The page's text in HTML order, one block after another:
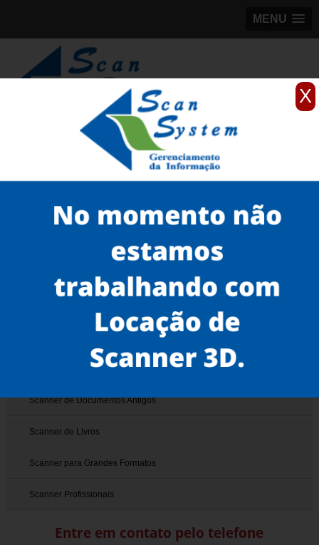
X
MENU
98184-5245
Scanner de documentos
scanner de mesa para documentos
scanner A4 preço em Guararema
Serviços
Scanner de Documentos
Scanner de Documentos Antigos
Scanner de Livros
Scanner para Grandes Formatos
Scanner Profissionais
Entre em contato pelo telefone